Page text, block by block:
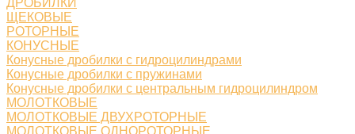
ДРОБИЛКИ
ЩЕКОВЫЕ
РОТОРНЫЕ
КОНУСНЫЕ
Конусные дробилки с гидроцилиндрами
Конусные дробилки с пружинами
Конусные дробилки с центральным гидроцилиндром
МОЛОТКОВЫЕ
МОЛОТКОВЫЕ ДВУХРОТОРНЫЕ
МОЛОТКОВЫЕ ОДНОРОТОРНЫЕ